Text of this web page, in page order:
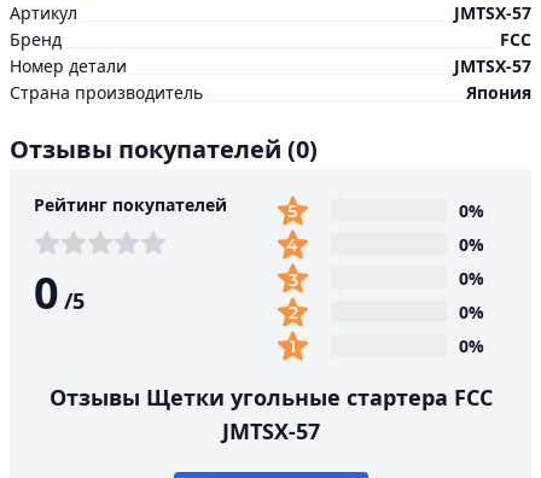
Артикул
JMTSX-57
Бренд
FCC
Номер детали
JMTSX-57
Страна производитель
Япония
Отзывы покупателей (0)
Рейтинг покупателей
0 /5
0%
0%
0%
0%
0%
Отзывы Щетки угольные стартера FCC
JMTSX-57